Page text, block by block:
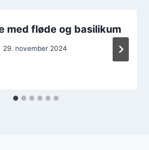
med fløde og basilikum
29. november 2024